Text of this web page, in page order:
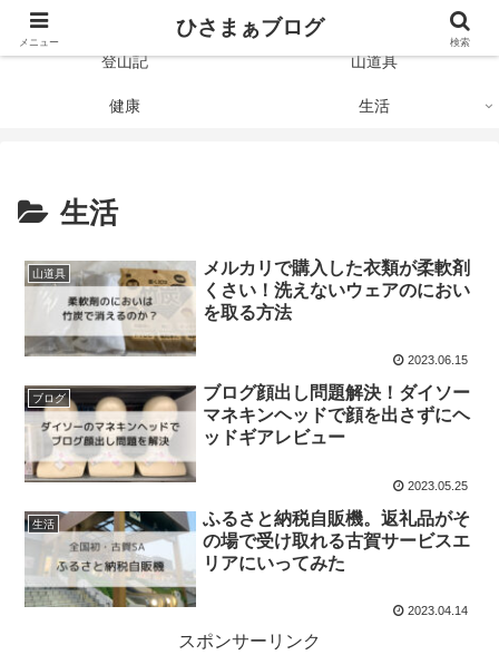
Just like the mountain
登山記 山道具
健康 生活
生活
山道具
メルカリで購入した衣類が柔軟剤
くさい！洗えないウェアのにおい
を取る方法
2023.06.15
ブログ
ブログ顔出し問題解決！ダイソー
マネキンヘッドで顔を出さずにヘ
ッドギアレビュー
2023.05.25
生活
ふるさと納税自販機。返礼品がそ
の場で受け取れる古賀サービスエ
リアにいってみた
2023.04.14
スポンサーリンク
メニュー
ひさまぁブログ
検索